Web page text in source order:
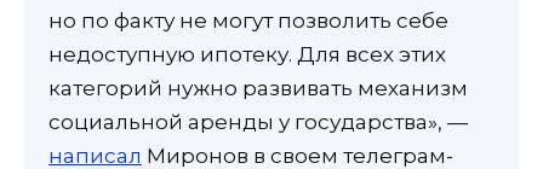
но по факту не могут позволить себе
недоступную ипотеку. Для всех этих
категорий нужно развивать механизм
социальной аренды у государства», —
написал Миронов в своем телеграм-